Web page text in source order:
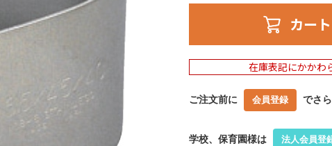
カー
在庫表記にかかわ
ご注文前に 会員登録 でさ
学校、保育園様は 法人会員登